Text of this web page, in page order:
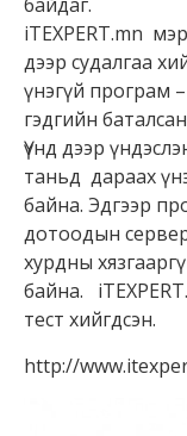
iTEXPERT.mn
дээр судалгаа
үнэгүй програм
гэдгийн
Үүнд дээр
таньд дараах
байна. Эдгээр
дотоодын
хурдны
байна.
тест хийгдсэн.
http://